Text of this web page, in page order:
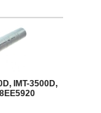
IMT-3500D,